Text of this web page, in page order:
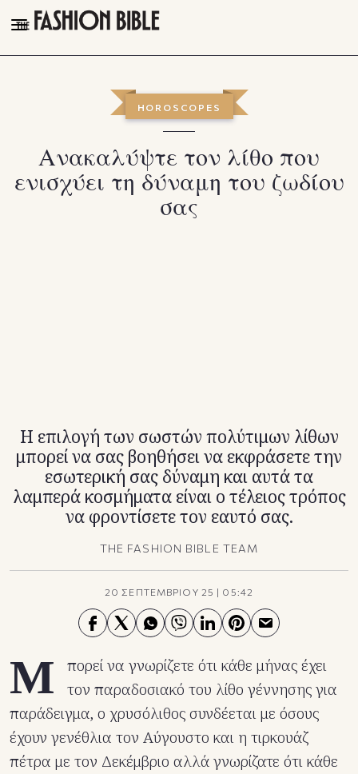
THE FASHION BIBLE
TALK OF THE TOWN
PLEASURES
HOROSCOPES
Ανακαλύψτε τον λίθο που
ενισχύει τη δύναμη του ζωδίου
σας
Η επιλογή των σωστών πολύτιμων λίθων
μπορεί να σας βοηθήσει να εκφράσετε την
εσωτερική σας δύναμη και αυτά τα
λαμπερά κοσμήματα είναι ο τέλειος τρόπος
να φροντίσετε τον εαυτό σας.
THE FASHION BIBLE TEAM
20 ΣΕΠΤΕΜΒΡΙΟΥ 25 | 05:42
Μ
πορεί να γνωρίζετε ότι κάθε μήνας έχει
τον παραδοσιακό του λίθο γέννησης για
παράδειγμα, ο χρυσόλιθος συνδέεται με όσους
έχουν γενέθλια τον Αύγουστο και η τιρκουάζ
πέτρα με τον Δεκέμβριο αλλά γνωρίζατε ότι κάθε